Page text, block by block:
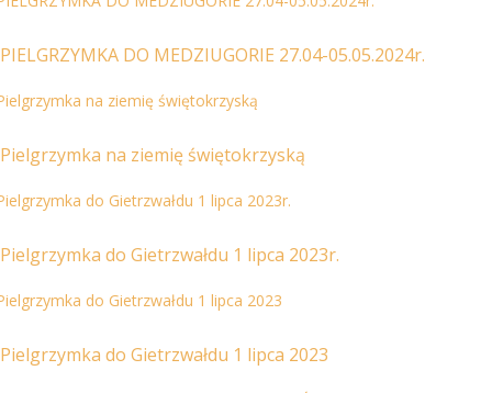
PIELGRZYMKA DO MEDZIUGORIE 27.04-05.05.2024r.
Pielgrzymka na ziemię świętokrzyską
Pielgrzymka do Gietrzwałdu 1 lipca 2023r.
Pielgrzymka do Gietrzwałdu 1 lipca 2023